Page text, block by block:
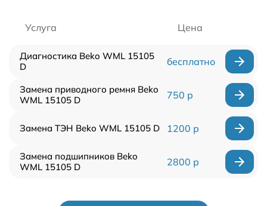
Услуга Цена
Диагностика Beko WML 15105
D
бесплатно
Замена приводного ремня Beko
WML 15105 D
750 р
Замена ТЭН Beko WML 15105 D 1200 р
Замена подшипников Beko
WML 15105 D
2800 р